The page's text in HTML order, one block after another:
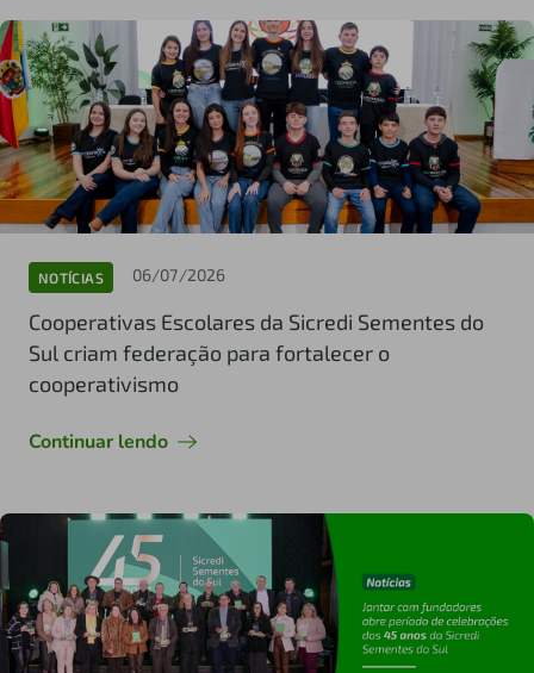
NOTÍCIAS 06/07/2026
Cooperativas Escolares da Sicredi Sementes do
Sul criam federação para fortalecer o
cooperativismo
Continuar lendo